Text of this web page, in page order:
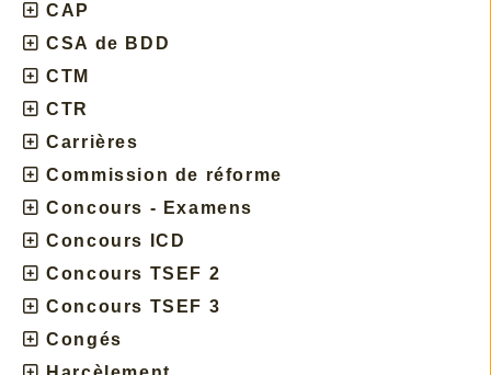
CAP
CSA de BDD
CTM
CTR
Carrières
Commission de réforme
Concours - Examens
Concours ICD
Concours TSEF 2
Concours TSEF 3
Congés